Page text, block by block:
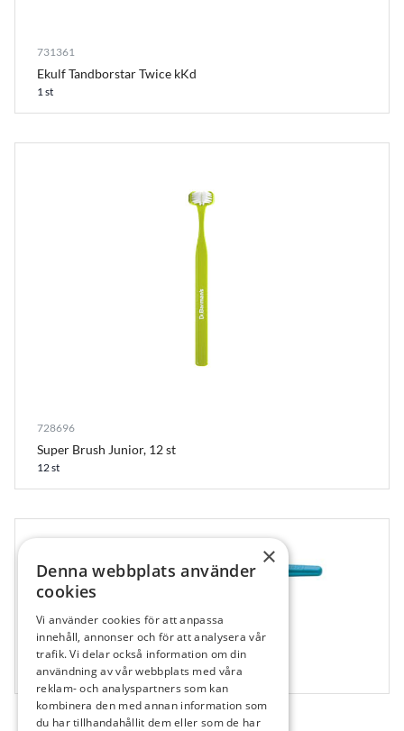
731361
Ekulf Tandborstar Twice kKd
1 st
728696
Super Brush Junior, 12 st
12 st
861191
TePe Tandborstar Nova gul x-mjuk, rosa topp
80 st
×
Denna webbplats använder
cookies
Vi använder cookies för att anpassa
innehåll, annonser och för att analysera vår
trafik. Vi delar också information om din
användning av vår webbplats med våra
reklam- och analyspartners som kan
kombinera den med annan information som
du har tillhandahållit dem eller som de har